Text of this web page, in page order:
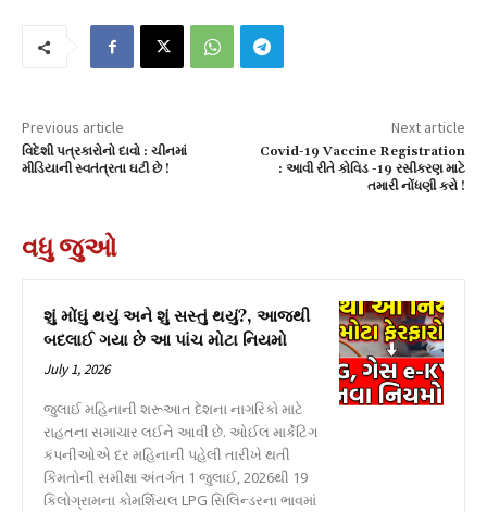
Previous article
વિદેશી પત્રકારોનો દાવો : ચીનમાં
મીડિયાની સ્વતંત્રતા ઘટી છે !
Next article
Covid-19 Vaccine Registration
: આવી રીતે કોવિડ -19 રસીકરણ માટે
તમારી નોંધણી કરો !
વધુ જુઓ
શું મોંઘું થયું અને શું સસ્તું થયું?, આજથી
બદલાઈ ગયા છે આ પાંચ મોટા નિયમો
July 1, 2026
જુલાઈ મહિનાની શરૂઆત દેશના નાગરિકો માટે
રાહતના સમાચાર લઈને આવી છે. ઓઈલ માર્કેટિંગ
કંપનીઓએ દર મહિનાની પહેલી તારીખે થતી
કિંમતોની સમીક્ષા અંતર્ગત 1 જુલાઈ, 2026થી 19
કિલોગ્રામના કોમર્શિયલ LPG સિલિન્ડરના ભાવમાં